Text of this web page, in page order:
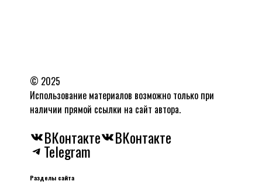
© 2025
Использование материалов возможно только при
наличии прямой ссылки на сайт автора.
ВКонтакте ВКонтакте
Telegram
Разделы сайта